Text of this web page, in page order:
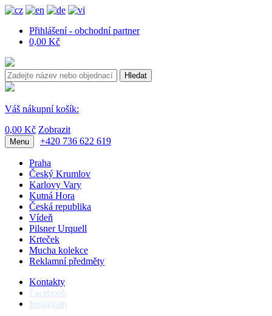
Přihlášení - obchodní partner
0,00 Kč
Hledat
Váš nákupní košík:
0,00 Kč Zobrazit
Menu +420 736 622 619
Praha
Český Krumlov
Karlovy Vary
Kutná Hora
Česká republika
Vídeň
Pilsner Urquell
Krteček
Mucha kolekce
Reklamní předměty
Kontakty
Facebook
Instagram